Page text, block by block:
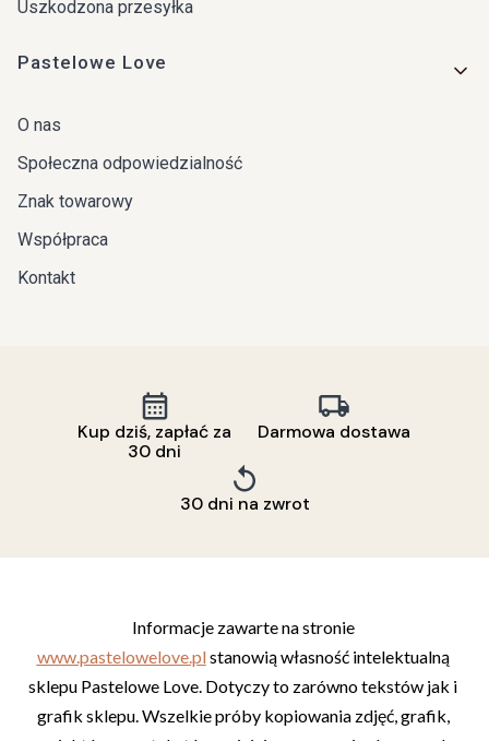
Uszkodzona przesyłka
Pastelowe Love
O nas
Społeczna odpowiedzialność
Znak towarowy
Współpraca
Kontakt
Kup dziś, zapłać za
30 dni
Darmowa dostawa
30 dni na zwrot
Informacje zawarte na stronie
www.pastelowelove.pl stanowią własność intelektualną
sklepu Pastelowe Love. Dotyczy to zarówno tekstów jak i
grafik sklepu. Wszelkie próby kopiowania zdjęć, grafik,